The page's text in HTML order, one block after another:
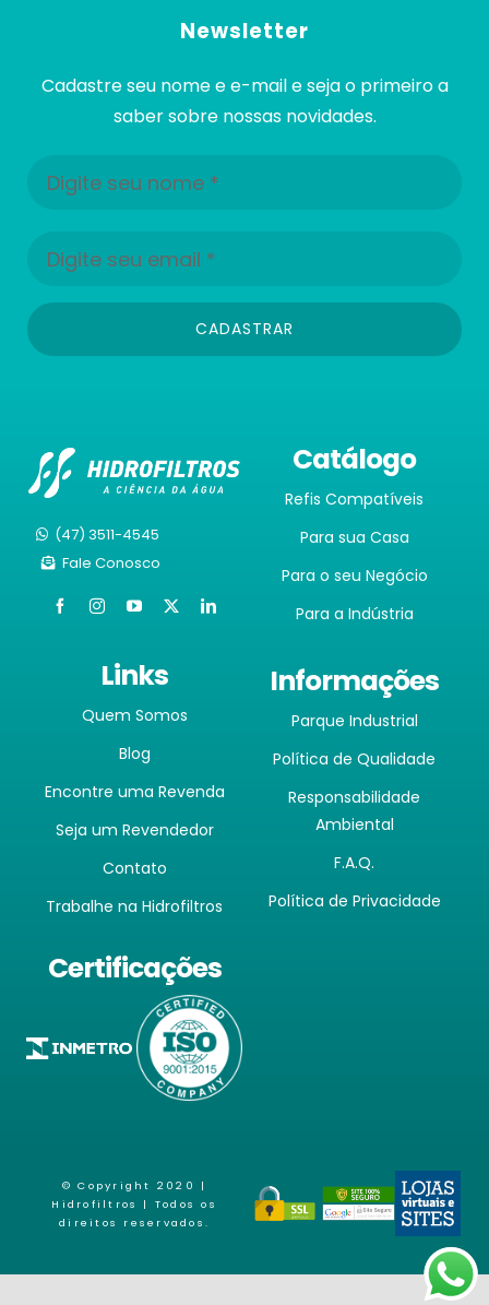
Newsletter
Cadastre seu nome e e-mail e seja o primeiro a
saber sobre nossas novidades.
CADASTRAR
(47) 3511-4545
Fale Conosco
Catálogo
Refis Compatíveis
Para sua Casa
Para o seu Negócio
Para a Indústria
Links
Quem Somos
Blog
Encontre uma Revenda
Seja um Revendedor
Contato
Trabalhe na Hidrofiltros
Informações
Parque Industrial
Política de Qualidade
Responsabilidade
Ambiental
F.A.Q.
Política de Privacidade
Certificações
© Copyright 2020 |
Hidrofiltros
| Todos os
direitos reservados.